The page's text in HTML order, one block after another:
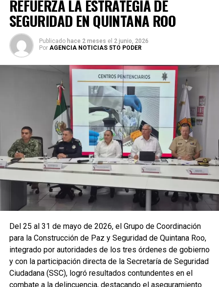
La coordinación tecnológica del C5 y el despliegue
operativo en campo permitieron la recuperación de105
relacionados con reportes de robo o probables
hechos delictivos. Además, se realizaron
24 mil 622
revisiones preventivasa personas y unidades
vehiculares, reforzando la vigilancia en zonas estratégicas
y puntos de alta movilidad.
REFUERZA LA ESTRATEGIA DE
SEGURIDAD EN QUINTANA ROO
Publicado hace 2 meses el 2 junio, 2026
Por AGENCIA NOTICIAS 5TO PODER
Del 25 al 31 de mayo de 2026, el Grupo de Coordinación
para la Construcción de Paz y Seguridad de Quintana Roo,
integrado por autoridades de los tres órdenes de gobierno
y con la participación directa de la Secretaría de Seguridad
Ciudadana (SSC), logró resultados contundentes en el
combate a la delincuencia, destacando el aseguramiento